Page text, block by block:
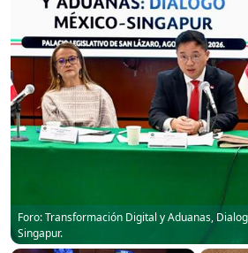
Foro: Transformación Digital y Aduanas,
Singapur.